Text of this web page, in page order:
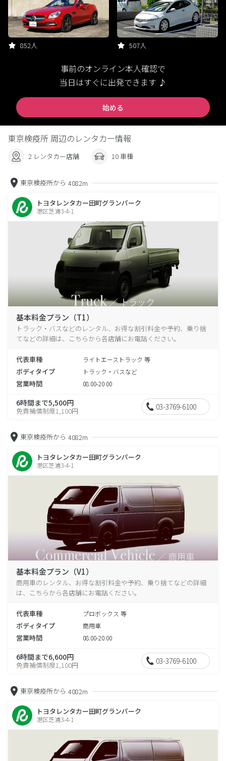
852人 507人
事前のオンライン本人確認で
当日はすぐに出発できます ♪
始める
東京検疫所 周辺のレンタカー情報
2 レンタカー店舗 10 車種
東京検疫所から 4082m
トヨタレンタカー田町グランパーク
港区芝浦3-4-1
基本料金プラン（T1）
トラック・バスなどのレンタル、お得な割引料金や予約、乗り捨
てなどの詳細は、こちらから各店舗にお電話ください。
代表車種 ライトエーストラック 等
ボディタイプ トラック・バスなど
営業時間 08:00-20:00
6時間まで5,500円
免責補償制度1,100円 03-3769-6100
東京検疫所から 4082m
トヨタレンタカー田町グランパーク
港区芝浦3-4-1
基本料金プラン（V1）
商用車のレンタル、お得な割引料金や予約、乗り捨てなどの詳細
は、こちらから各店舗にお電話ください。
代表車種 プロボックス 等
ボディタイプ 商用車
営業時間 08:00-20:00
6時間まで6,600円
免責補償制度1,100円 03-3769-6100
東京検疫所から 4082m
トヨタレンタカー田町グランパーク
港区芝浦3-4-1